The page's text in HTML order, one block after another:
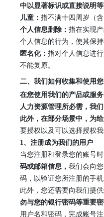
中以显著标识或直接说明等
儿童： 指不满十四周岁（含
个人信息删除： 指在实现
个人信息的行为，使其保
匿名化： 指对个人信息进
不能复原。
二、我们如何收集和使用
在您使用我们的产品或服
人力资源管理所必需，我
此外，在部分场景中，为
要授权以及可以选择授权
1、 注册成为我们 的用户
当您注册和登录您的账号
码或邮箱信息， 我们会向
码，以验证您所注册的手
此外，您还需要向我们提供
勿与您的银行密码等重要
用户名和密码，完成账号